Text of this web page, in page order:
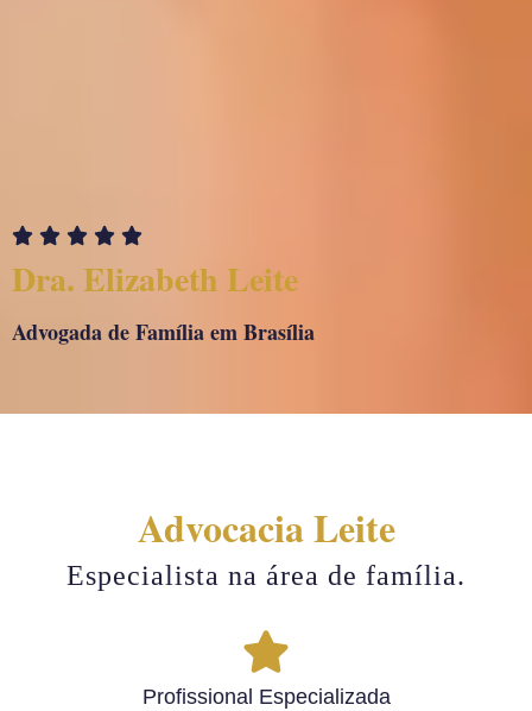
Dra. Elizabeth Leite​
Advogada de Família em Brasília
Advocacia Leite
Especialista na área de família.
Profissional Especializada